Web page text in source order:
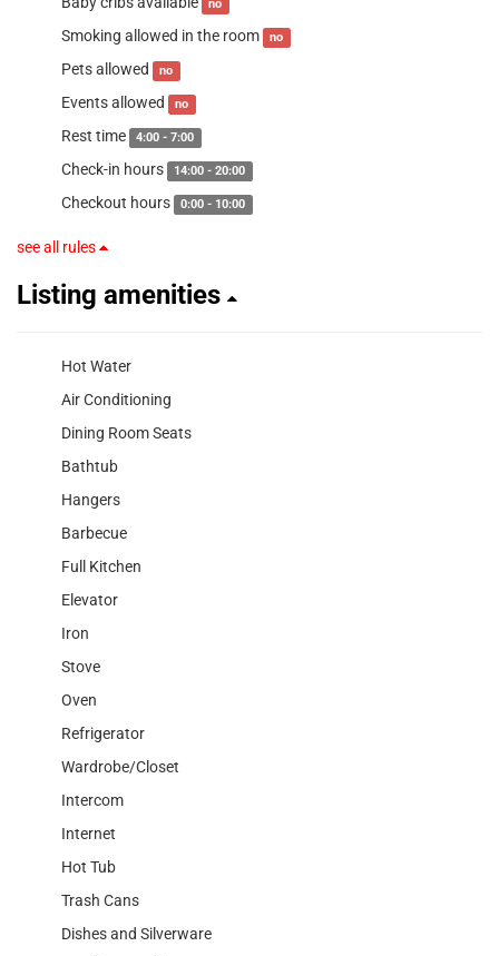
no
Smoking allowed in the room no
Pets allowed no
Events allowed no
Rest time 4:00 - 7:00
Check-in hours 14:00 - 20:00
Checkout hours 0:00 - 10:00
see all rules
Listing amenities
Hot Water
Air Conditioning
Dining Room Seats
Bathtub
Hangers
Barbecue
Full Kitchen
Elevator
Iron
Stove
Oven
Refrigerator
Wardrobe/Closet
Intercom
Internet
Hot Tub
Trash Cans
Dishes and Silverware